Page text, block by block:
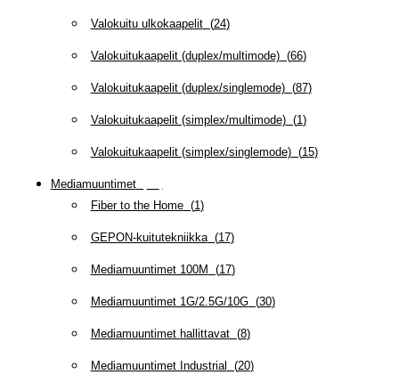
Valokuitu ulkokaapelit(24)
Valokuitukaapelit (duplex/multimode)(66)
Valokuitukaapelit (duplex/singlemode)(87)
Valokuitukaapelit (simplex/multimode)(1)
Valokuitukaapelit (simplex/singlemode)(15)
Mediamuuntimet(
Fiber to the Home(1)
GEPON-kuitutekniikka(17)
Mediamuuntimet 100M (17)
Mediamuuntimet 1G/2.5G/10G(30)
Mediamuuntimet hallittavat(8)
Mediamuuntimet Industrial (20)